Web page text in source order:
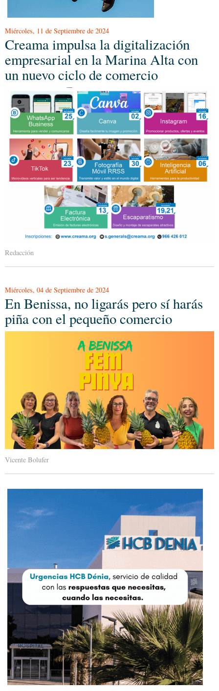
Miércoles, 11 de Septiembre de 2024
Creama impulsa la digitalización
empresarial en la Marina Alta con
un nuevo ciclo de comercio
Redacción
Miércoles, 04 de Septiembre de 2024
En Benissa, no ligarás pero sí harás
piña con el pequeño comercio
Vicente Bolufer